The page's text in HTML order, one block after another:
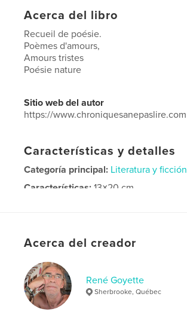
Acerca del libro
Recueil de poésie.
Poèmes d'amours,
Amours tristes
Poésie nature
Sitio web del autor
https://www.chroniquesanepaslire.com
Características y detalles
Categoría principal: Literatura y ficción
Características:13×20 cm
Acerca del creador
René Goyette
Sherbrooke, Québec